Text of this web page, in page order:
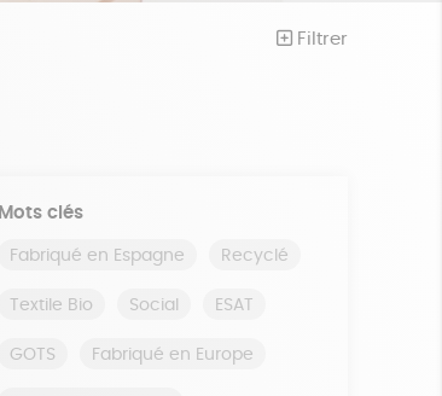
Filtrer
Mots clés
Fabriqué en Espagne Recyclé
Textile Bio Social ESAT
GOTS Fabriqué en Europe